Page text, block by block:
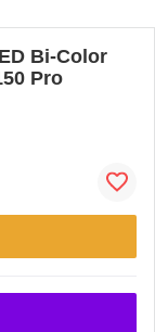
Bi-Color
Pro